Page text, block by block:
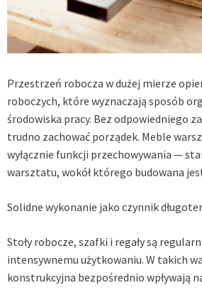
Przestrzeń robocza w dużej mierze
roboczych, które wyznaczają sposób
środowiska pracy. Bez odpowiedniego
trudno zachować porządek. Meble
wyłącznie funkcji przechowywania —
warsztatu, wokół którego budowana
Solidne wykonanie jako czynnik
Stoły robocze, szafki i regały są
intensywnemu użytkowaniu. W takich
konstrukcyjna bezpośrednio wpływają